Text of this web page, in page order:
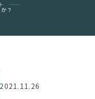
？
2021.11.26